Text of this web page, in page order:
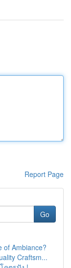
Report Page
Go
of Ambiance?
Craftsm...